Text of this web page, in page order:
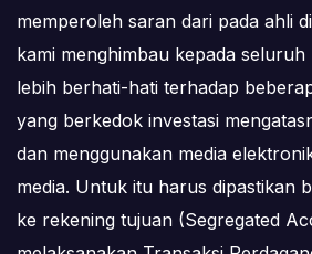
memperoleh saran dari pada ahli
kami menghimbau kepada
lebih berhati-hati terhadap
yang berkedok investasi
dan menggunakan media
media. Untuk itu harus dipastikan
ke rekening tujuan (Segregated